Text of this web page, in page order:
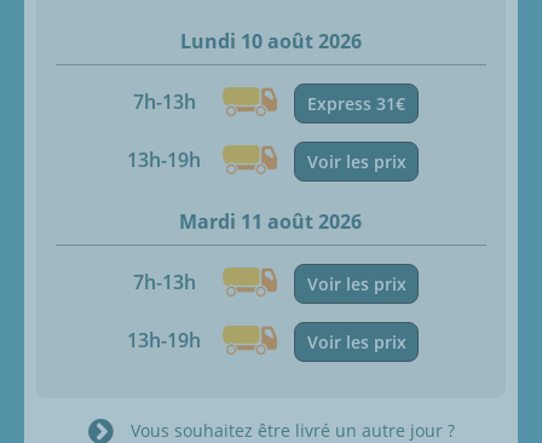
Lundi 10 août 2026
7h-13h Express 31€
13h-19h Voir les prix
Mardi 11 août 2026
7h-13h Voir les prix
13h-19h Voir les prix
Vous souhaitez être livré un autre jour ?